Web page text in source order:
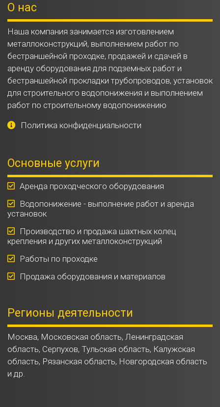
О нас
Наша компания занимается изготовлением
металлоконструкций, выполнением работ по
бестраншейной проходке, продажей и сдачей в
аренду оборудования для подземных работ и
бестраншейной прокладки трубопроводов, установок
для строительного водопонижения и выполнением
работ по строительному водопонижению
Политика конфиденциальности
Основные услуги
Аренда проходческого оборудования
Водопонижение - выполнение работ и аренда
установок
Производство и продажа шахтных колец
крепления и других металлоконструкций
Работы по проходке
Продажа оборудования и материалов
Регионы деятельности
Москва, Московская область, Ленинградская
область, Серпухов, Тульская область, Калужская
область, Рязанская область, Новгородская область
и др.